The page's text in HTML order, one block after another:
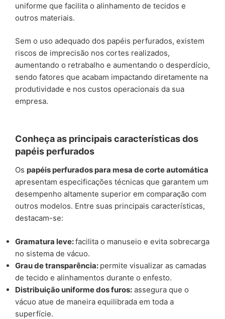
uniforme que facilita o alinhamento de tecidos e
outros materiais.
Sem o uso adequado dos papéis perfurados, existem
riscos de imprecisão nos cortes realizados,
aumentando o retrabalho e aumentando o desperdício,
sendo fatores que acabam impactando diretamente na
produtividade e nos custos operacionais da sua
empresa.
Conheça as principais características dos
papéis perfurados
Os papéis perfurados para mesa de corte automática
apresentam especificações técnicas que garantem um
desempenho altamente superior em comparação com
outros modelos. Entre suas principais características,
destacam-se:
Gramatura leve:facilita o manuseio e evita sobrecarga
no sistema de vácuo.
Grau de transparência: permite visualizar as camadas
de tecido e alinhamentos durante o enfesto.
Distribuição uniforme dos furos: assegura que o
vácuo atue de maneira equilibrada em toda a
superfície.